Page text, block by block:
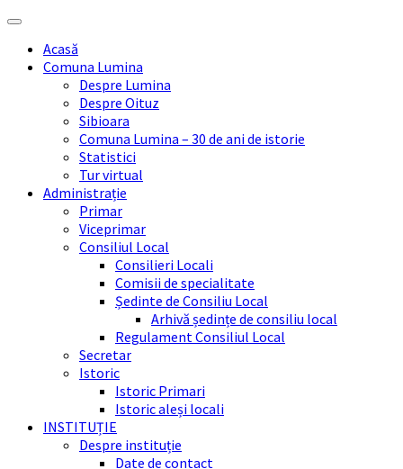
Skip
content
Skip
sidebar
Skip
right
sidebar
Skip
footerAcasă
Comuna Lumina
Despre Lumina
Despre Oituz
Sibioara
Comuna Lumina – 30 de ani de istorie
Statistici
Tur virtual
Administrație
Primar
Viceprimar
Consiliul Local
Consilieri Locali
Comisii de specialitate
Ședinte de Consiliu Local
Arhivă ședințe de consiliu local
Regulament Consiliul Local
Secretar
Istoric
Istoric Primari
Istoric aleși locali
INSTITUȚIE
Despre instituție
Date de contact